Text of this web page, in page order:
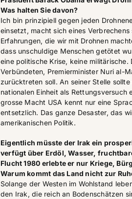
Was halten Sie davon?
Ich bin prinzipiell gegen jeden
einsetzt, macht sich eines
Erfahrungen, die wir mit Drohnen
dass unschuldige Menschen getötet
eine politische Krise, keine militärische.
Verbündeten, Premierminister Nuri al-
zurücktreten soll. An seiner Stelle
nationalen Einheit als
grosse Macht USA kennt nur eine
entsetzlich. Das ganze Desaster, das
amerikanischen Politik.
Eigentlich müsste der Irak ein
verfügt über Erdöl, Wasser,
Flucht 1980 erlebte er nur Kriege,
Warum kommt das Land nicht zur
Solange der Westen im Wohlstand
den Irak, die reich an Bodenschätzen